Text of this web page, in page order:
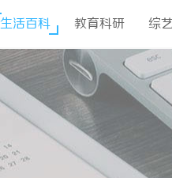
生活百科 教育科研 综